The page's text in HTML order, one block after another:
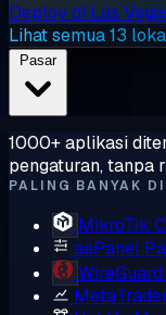
Deploy di Las
Lihat semua 13
Pasar
1000+ aplikasi
pengaturan, tanpa
PALING BANYAK
MikroTik
aaPanel
WireGuard